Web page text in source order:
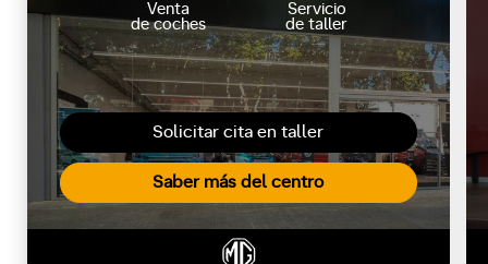
Solicitar cita en taller
Saber más del centro
Venta
de coches
Servicio
de taller